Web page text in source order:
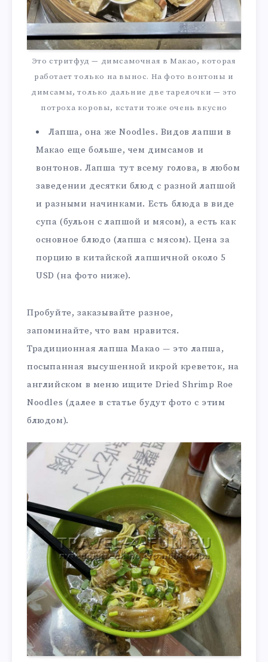
Это стритфуд — димсамочная в Макао, которая
работает только на вынос. На фото вонтоны и
димсамы, только дальние две тарелочки — это
потроха коровы, кстати тоже очень вкусно
Лапша, она же Noodles. Видов лапши в
Макао еще больше, чем димсамов и
вонтонов. Лапша тут всему голова, в любом
заведении десятки блюд с разной лапшой
и разными начинками. Есть блюда в виде
супа (бульон с лапшой и мясом), а есть как
основное блюдо (лапша с мясом). Цена за
порцию в китайской лапшичной около 5
USD (на фото ниже).
Пробуйте, заказывайте разное,
запоминайте, что вам нравится.
Традиционная лапша Макао — это лапша,
посыпанная высушенной икрой креветок, на
английском в меню ищите Dried Shrimp Roe
Noodles (далее в статье будут фото с этим
блюдом).